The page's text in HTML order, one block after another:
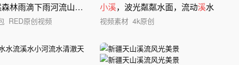
水大自然森林雨滴下雨河流山水农业风景水滴
RED原创视频
小溪，波光粼粼水面，流动溪水
视频素材 4k原创